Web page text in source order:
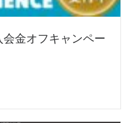
金オフキャンペー